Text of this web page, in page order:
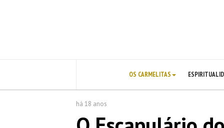
OS CARMELITAS
há 18 anos